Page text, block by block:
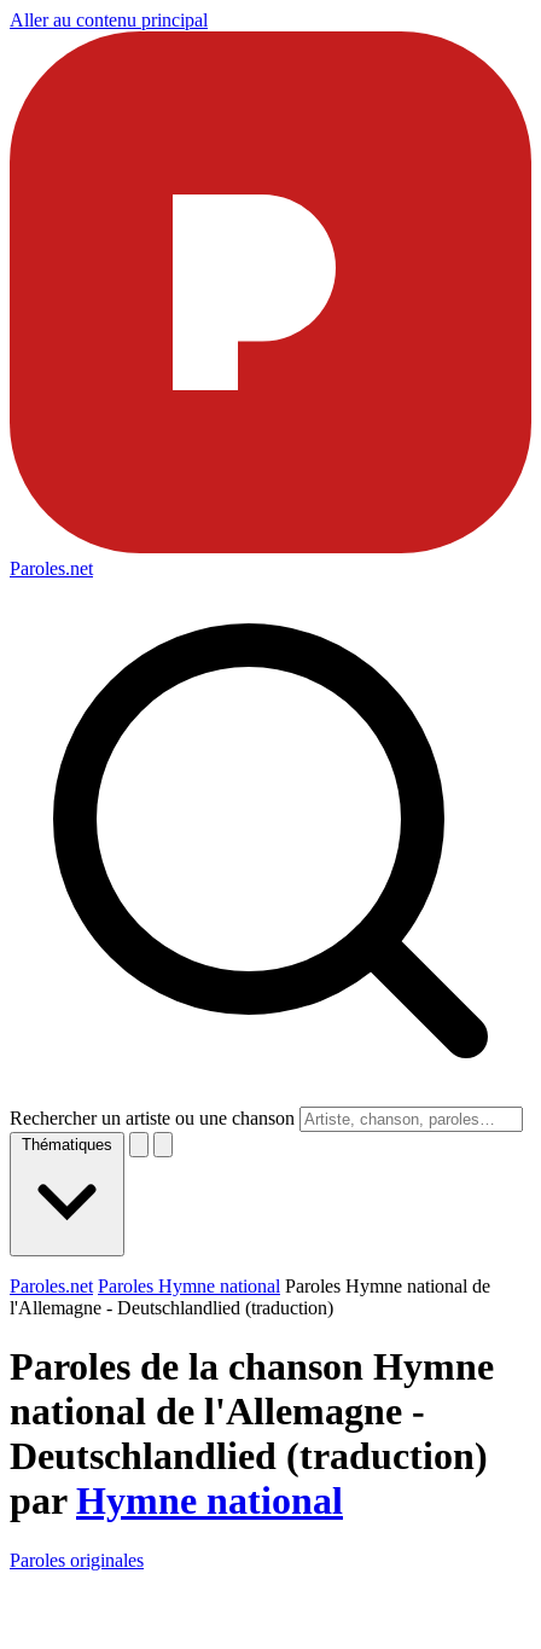
Aller au contenu principal
Paroles.net
Rechercher un artiste ou une chanson
Thématiques
Paroles.net Paroles Hymne national Paroles Hymne national de
l'Allemagne - Deutschlandlied (traduction)
Paroles de la chanson Hymne
national de l'Allemagne -
Deutschlandlied (traduction)
parHymne national
Paroles originales